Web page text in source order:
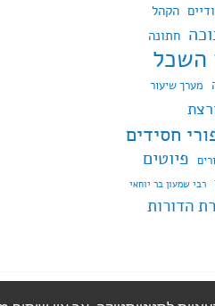
הקהל
חתונה
השכל
מערך שיעור
חסידים
פיוטים
רבי שמעון בר יוחאי
הדורות